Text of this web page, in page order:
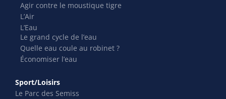
Agir contre le moustique tigre
L’Air
L’Eau
Le grand cycle de l’eau
Quelle eau coule au robinet ?
Économiser l’eau
Sport/Loisirs
Le Parc des Semiss